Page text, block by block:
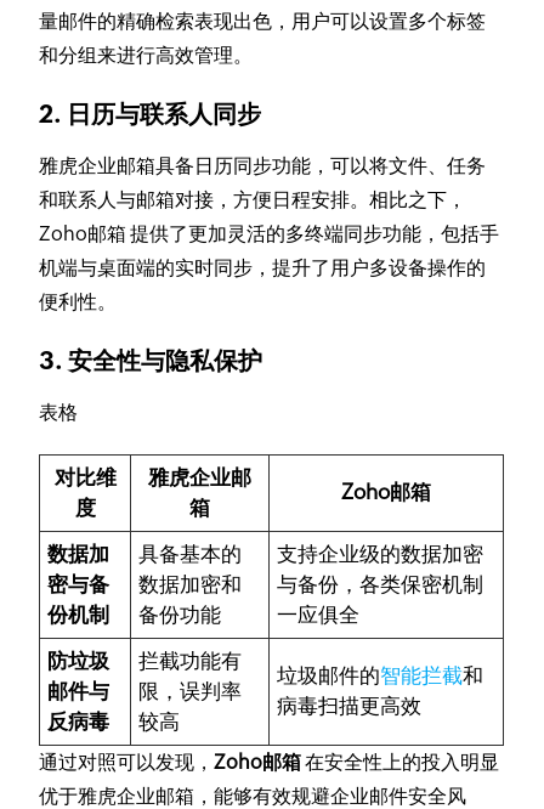
量邮件的精确检索表现出色，用户可以设置多个标签
和分组来进行高效管理。
2. 日历与联系人同步
雅虎企业邮箱具备日历同步功能，可以将文件、任务
和联系人与邮箱对接，方便日程安排。相比之下，
Zoho邮箱 提供了更加灵活的多终端同步功能，包括手
机端与桌面端的实时同步，提升了用户多设备操作的
便利性。
3. 安全性与隐私保护
表格
对比维
度
雅虎企业邮
箱
Zoho邮箱
数据加
密与备
份机制
具备基本的
数据加密和
备份功能
支持企业级的数据加密
与备份，各类保密机制
一应俱全
防垃圾
邮件与
反病毒
拦截功能有
限，误判率
较高
垃圾邮件的智能拦截和
病毒扫描更高效
通过对照可以发现，Zoho邮箱在安全性上的投入明显
优于雅虎企业邮箱，能够有效规避企业邮件安全风